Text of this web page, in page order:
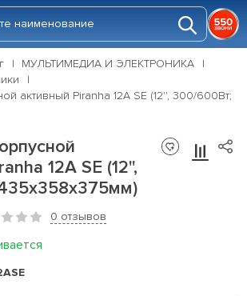
МУЛЬТИМЕДИА И ЭЛЕКТРОНИКА
активный Piranha 12A SE (12'', 300/600Вт;
12A SE (12'',
0 отзывов